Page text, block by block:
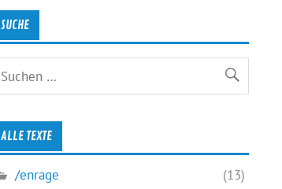
SUCHE
ALLE TEXTE
/enrage
(13)